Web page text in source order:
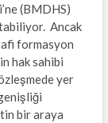
(BMDHS)
Ancak
formasyon
hak sahibi
yer
bir araya